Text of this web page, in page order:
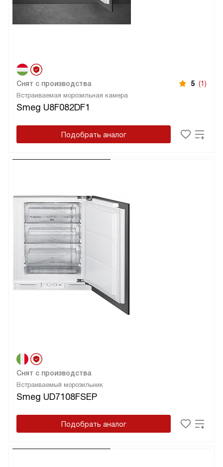
Встраиваемая морозильная камера
Smeg U8F082DF1
Снят с производства 5 (1)
Подобрать аналог
Встраиваемый морозильник
Smeg UD7108FSEP
Снят с производства
Подобрать аналог